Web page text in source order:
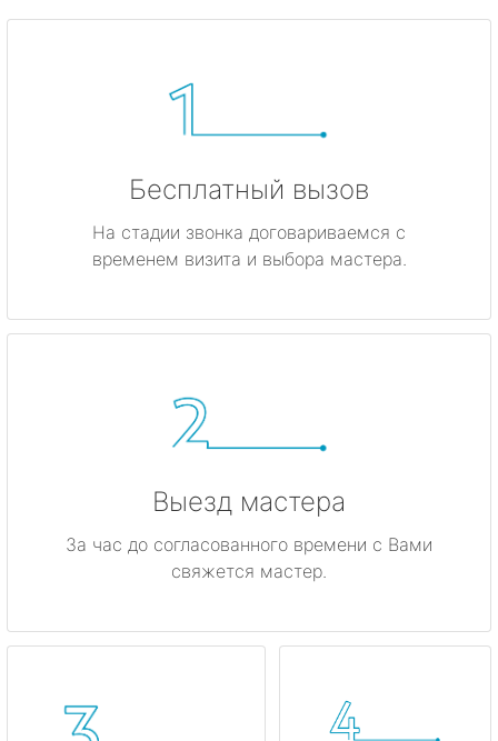
Бесплатный вызов
На стадии звонка договариваемся с
временем визита и выбора мастера.
Выезд мастера
За час до согласованного времени с Вами
свяжется мастер.